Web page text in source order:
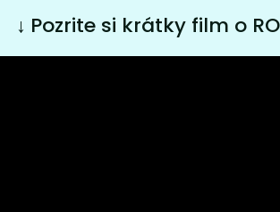
↓ Pozrite si krátky film o